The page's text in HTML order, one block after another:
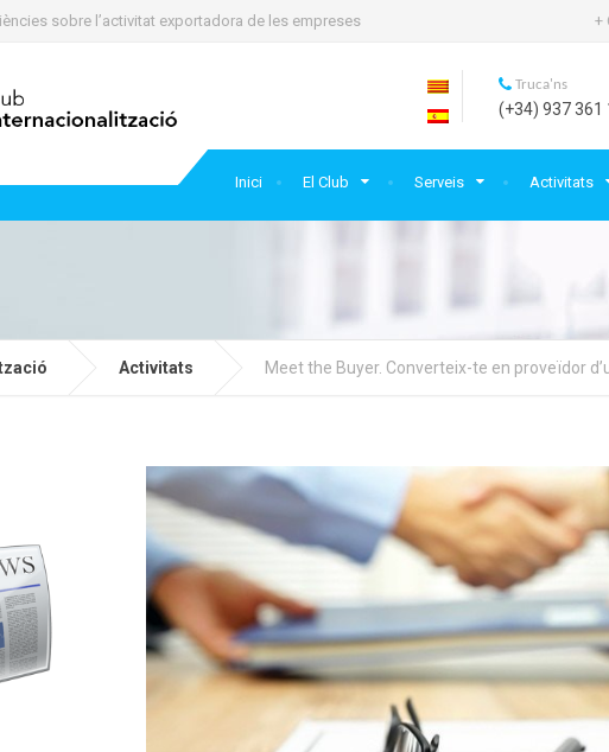
sobre l’activitat exportadora de les empreses +
Inici El Club Serveis Activitats
Truca'ns
(+34) 937 361
Activitats Meet the Buyer. Converteix-te en proveïdor